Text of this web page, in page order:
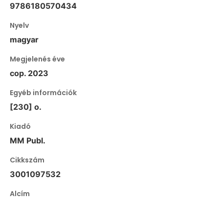
9786180570434
Nyelv
magyar
Megjelenés éve
cop. 2023
Egyéb információk
[230] o.
Kiadó
MM Publ.
Cikkszám
3001097532
Alcím